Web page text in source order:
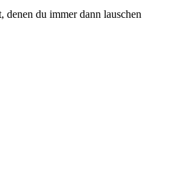
du immer dann lauschen